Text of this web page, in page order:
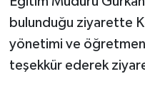
bulunduğu ziyarette
yönetimi ve
teşekkür ederek